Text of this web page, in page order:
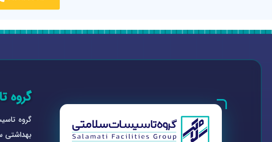
گروه
بهداشتی